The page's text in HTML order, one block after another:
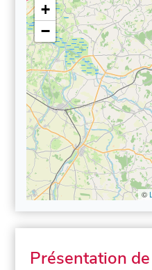
+
−
©
Présentation